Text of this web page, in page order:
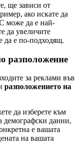
ще зависи от
ако искате да
може да е най-
да увеличите
да е по-подходящ.
разположение
за реклами във
разположението на
да изберете към
демографски данни,
е вашата
на вашата